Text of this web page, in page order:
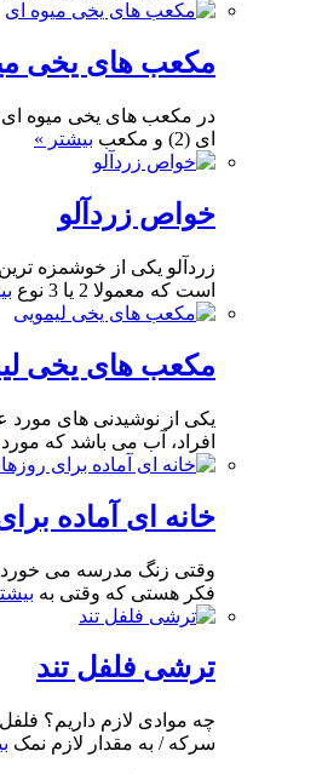
مکعب های یخی
ای (2) و مکعب
بیشتر »
خواص زردآلو
زردآلو یکی از خوشمزه
است که معمولا 2 یا 3 نوع
مکعب های یخی
یکی از نوشیدنی های مورد
افراد، آب می باشد که مورد
خانه ای آماده
وقتی زنگ مدرسه می خورد،
فکر هستی که وقتی به
ترشی فلفل تند
چه موادی لازم داریم؟ فلفل
سرکه / به مقدار لازم نمک